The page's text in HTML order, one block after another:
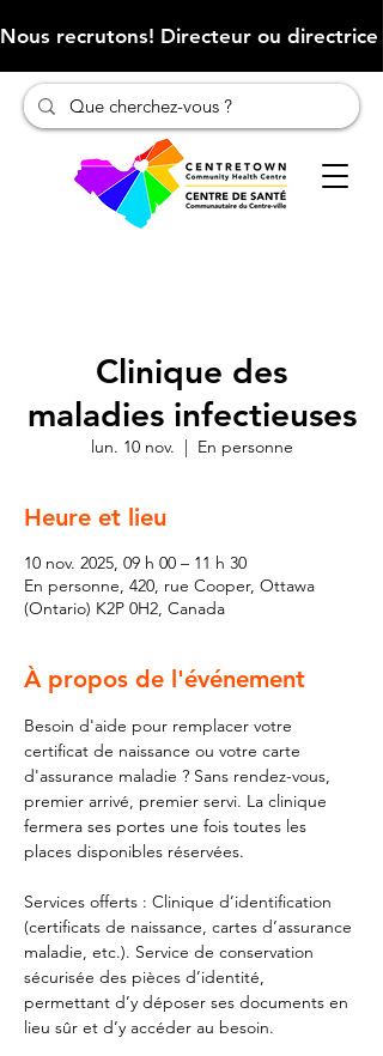
Nous recrutons! Directeur ou
Clinique des
maladies infectieuses
lun. 10 nov.
  |
En personne
Heure et lieu
10 nov. 2025, 09 h 00 – 11 h 30
En personne, 420, rue Cooper, Ottawa
(Ontario) K2P 0H2, Canada
À propos de l'événement
Besoin d'aide pour remplacer votre
certificat de naissance ou votre carte
d'assurance maladie ? Sans rendez-vous,
premier arrivé, premier servi. La clinique
fermera ses portes une fois toutes les
places disponibles réservées.
Services offerts : Clinique d’identification
(certificats de naissance, cartes d’assurance
maladie, etc.). Service de conservation
sécurisée des pièces d’identité,
permettant d’y déposer ses documents en
lieu sûr et d’y accéder au besoin.